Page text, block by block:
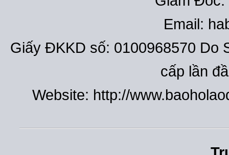
Email:
Giấy ĐKKD số: 0100968570 Do
cấp lần
Website: http://